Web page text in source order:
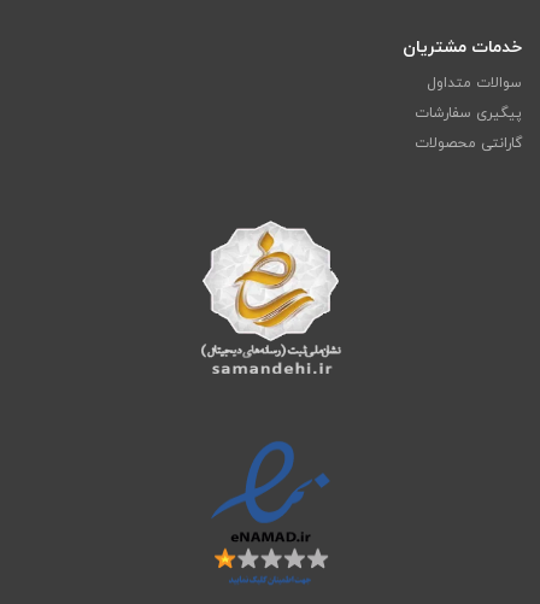
خدمات مشتریان
سوالات متداول
پیگیری سفارشات
گارانتی محصولات